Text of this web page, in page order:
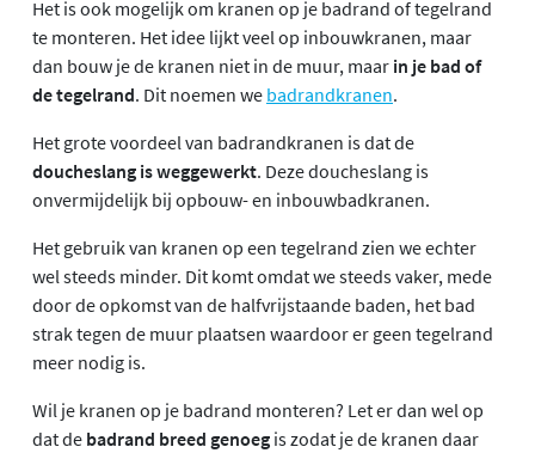
Het is ook mogelijk om kranen op je badrand of tegelrand
te monteren. Het idee lijkt veel op inbouwkranen, maar
dan bouw je de kranen niet in de muur, maar in je bad of
de tegelrand. Dit noemen we badrandkranen.
Het grote voordeel van badrandkranen is dat de
doucheslang is weggewerkt. Deze doucheslang is
onvermijdelijk bij opbouw- en inbouwbadkranen.
Het gebruik van kranen op een tegelrand zien we echter
wel steeds minder. Dit komt omdat we steeds vaker, mede
door de opkomst van de halfvrijstaande baden, het bad
strak tegen de muur plaatsen waardoor er geen tegelrand
meer nodig is.
Wil je kranen op je badrand monteren? Let er dan wel op
dat de badrand breed genoeg is zodat je de kranen daar